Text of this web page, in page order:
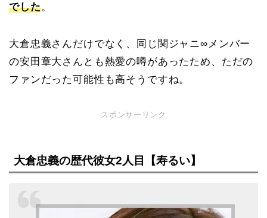
でした。
大倉忠義さんだけでなく、同じ関ジャニ∞メンバー
の安田章大さんとも熱愛の噂があったため、ただの
ファンだった可能性も高そうですね。
スポンサーリンク
大倉忠義の歴代彼女2人目【寿るい】